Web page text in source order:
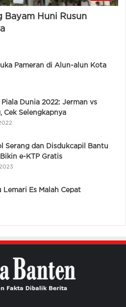
Bayam Huni Rusun
Pameran di Alun-alun Kota
Dunia 2022: Jerman vs
Cek Selengkapnya
Serang dan Disdukcapil Bantu
e-KTP Gratis
Lemari Es Malah Cepat